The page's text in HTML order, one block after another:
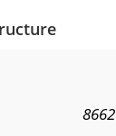
8662